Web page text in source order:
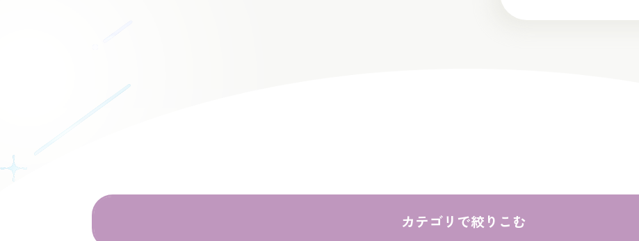
カテゴリで絞りこむ